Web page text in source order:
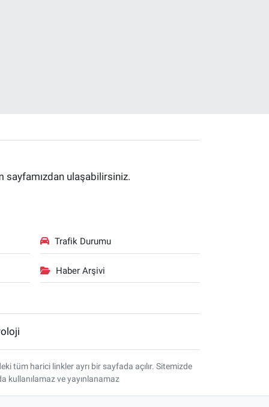
sayfamızdan ulaşabilirsiniz.
Trafik Durumu
Haber Arşivi
tüm harici linkler ayrı bir sayfada açılır. Sitemizde
kullanılamaz ve yayınlanamaz